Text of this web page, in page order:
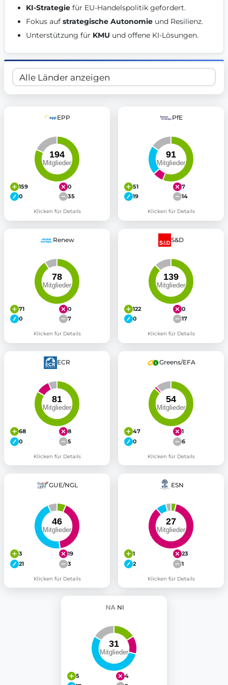
Get Involved
Become a member:
Join us to advance digital
Volunteer:Contribute your skills in technology, design,
Help us strengthen accountability
KI-Strategie für EU-Handelspolitik gefordert.
Fokus auf strategische Autonomie und Resilienz.
Unterstützung für KMU und offene KI-Lösungen.
EPP
159
0
0
35
Klicken für Details
PfE
51
7
19
14
Klicken für Details
Renew
71
0
0
7
Klicken für Details
S&D
122
0
0
17
Klicken für Details
ECR
68
8
0
5
Klicken für Details
Greens/EFA
47
1
0
6
Klicken für Details
GUE/NGL
3
19
21
3
Klicken für Details
ESN
1
23
2
1
Klicken für Details
NI
5
4